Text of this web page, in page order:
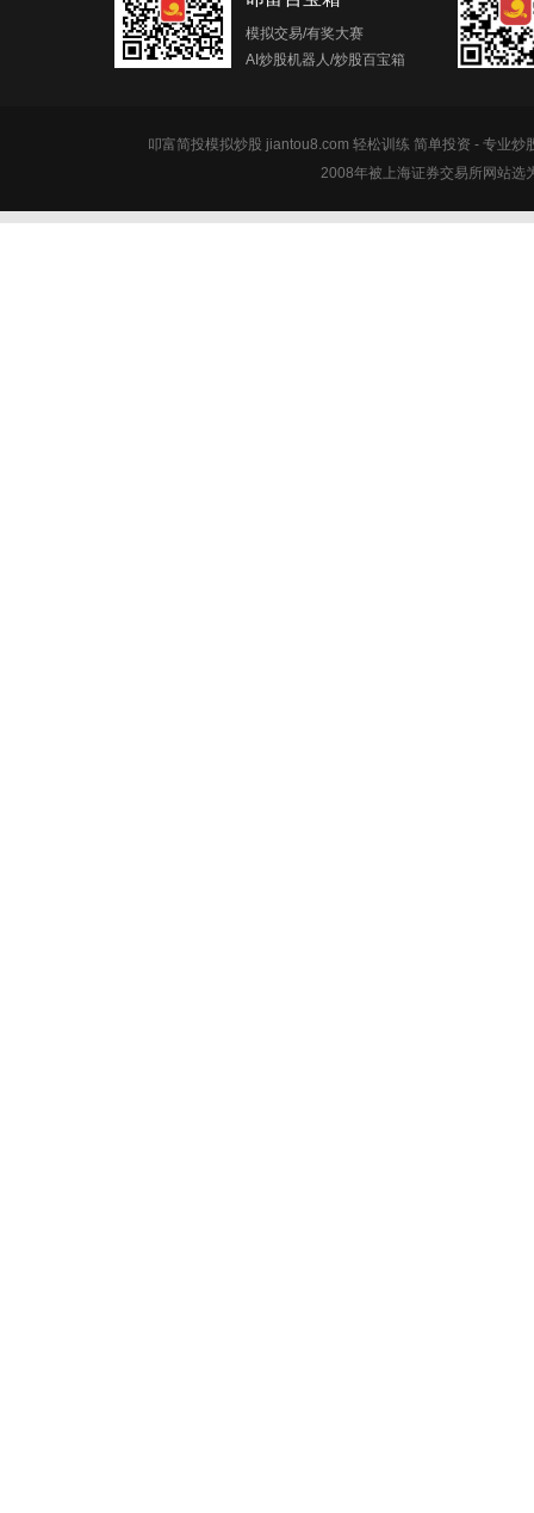
模拟交易/有奖大赛
AI炒股机器人/炒股百宝箱
叩富简投模拟炒股 jiantou8.com 轻松训练 简单投资 - 专业炒
2008年被上海证券交易所网站选